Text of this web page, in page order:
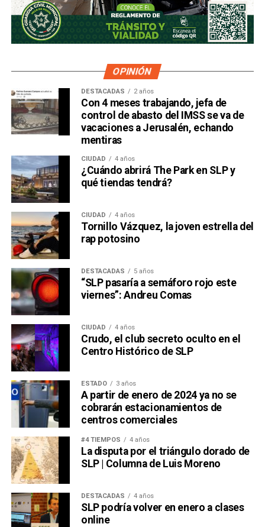
OPINIÓN
DESTACADAS 2 años
Con 4 meses trabajando, jefa de
control de abasto del IMSS se va de
vacaciones a Jerusalén, echando
mentiras
CIUDAD 4 años
¿Cuándo abrirá The Park en SLP y
qué tiendas tendrá?
CIUDAD 4 años
Tornillo Vázquez, la joven estrella del
rap potosino
DESTACADAS 5 años
“SLP pasaría a semáforo rojo este
viernes”: Andreu Comas
CIUDAD 4 años
Crudo, el club secreto oculto en el
Centro Histórico de SLP
ESTADO 3 años
A partir de enero de 2024 ya no se
cobrarán estacionamientos de
centros comerciales
#4 TIEMPOS 4 años
La disputa por el triángulo dorado de
SLP | Columna de Luis Moreno
DESTACADAS 4 años
SLP podría volver en enero a clases
online